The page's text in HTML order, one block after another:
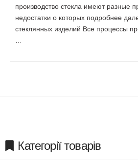
производство стекла имеют разные
недостатки о которых подробнее
стеклянных изделий Все процессы
…
Категорії товарів